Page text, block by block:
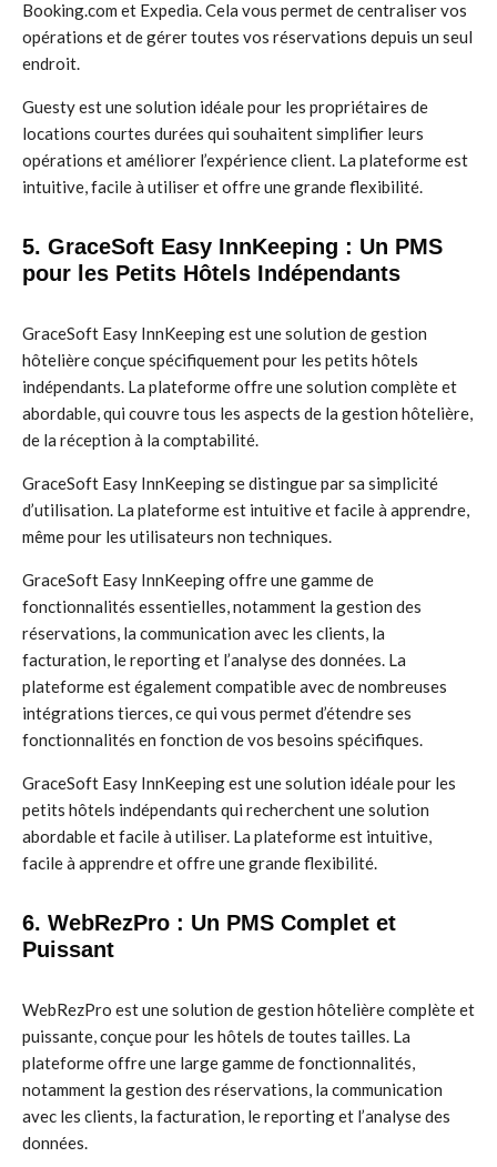
Booking.com et Expedia. Cela vous permet de centraliser vos
opérations et de gérer toutes vos réservations depuis un seul
endroit.
Guesty est une solution idéale pour les propriétaires de
locations courtes durées qui souhaitent simplifier leurs
opérations et améliorer l’expérience client. La plateforme est
intuitive, facile à utiliser et offre une grande flexibilité.
5. GraceSoft Easy InnKeeping : Un PMS
pour les Petits Hôtels Indépendants
GraceSoft Easy InnKeeping est une solution de gestion
hôtelière conçue spécifiquement pour les petits hôtels
indépendants. La plateforme offre une solution complète et
abordable, qui couvre tous les aspects de la gestion hôtelière,
de la réception à la comptabilité.
GraceSoft Easy InnKeeping se distingue par sa simplicité
d’utilisation. La plateforme est intuitive et facile à apprendre,
même pour les utilisateurs non techniques.
GraceSoft Easy InnKeeping offre une gamme de
fonctionnalités essentielles, notamment la gestion des
réservations, la communication avec les clients, la
facturation, le reporting et l’analyse des données. La
plateforme est également compatible avec de nombreuses
intégrations tierces, ce qui vous permet d’étendre ses
fonctionnalités en fonction de vos besoins spécifiques.
GraceSoft Easy InnKeeping est une solution idéale pour les
petits hôtels indépendants qui recherchent une solution
abordable et facile à utiliser. La plateforme est intuitive,
facile à apprendre et offre une grande flexibilité.
6. WebRezPro : Un PMS Complet et
Puissant
WebRezPro est une solution de gestion hôtelière complète et
puissante, conçue pour les hôtels de toutes tailles. La
plateforme offre une large gamme de fonctionnalités,
notamment la gestion des réservations, la communication
avec les clients, la facturation, le reporting et l’analyse des
données.